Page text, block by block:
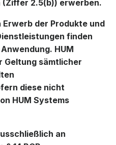
2.5(b)) erwerben.
der Produkte und
finden
HUM
Geltung sämtlicher
diese nicht
HUM Systems
an